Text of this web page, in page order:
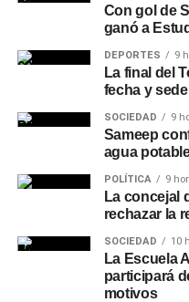
Con gol de
ganó a
DEPORTES 9
La final del
fecha y
SOCIEDAD 9
Sameep
agua
POLÍTICA 9
La concejal
rechazar la
SOCIEDAD 10
La Escuela
participará
motivos